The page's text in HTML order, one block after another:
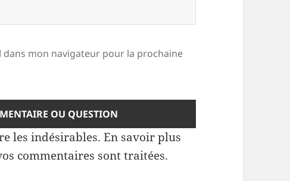
mon navigateur pour la prochaine
les indésirables.En savoir plus
commentaires sont traitées.